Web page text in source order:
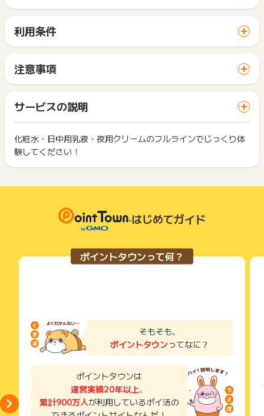
・重複、虚偽、いたずら、返品、キャンセルの場合
お問合せを承ることができません。あらかじめご了承くださ
い。
ポイントタウンのサポート
までお問い合わせください。ポイントについて、広告主に直接
お問い合わせをした場合、ポイント獲得対象外となる場合がご
利用条件
サイトに移動してからお申し込みやお買い物が完了するまでの
間に、同じブラウザ（※）で他のサイトに移動した場合はポイン
ト獲得ができません。
「 ショッピングでポイントGET 」ボタンを押した時とサービ
ス・お買い物利用時で、デバイス・ブラウザが異なる場合はポ
イント獲得ができません。
2回以上同じお買い物・サービスをご利用される場合は、毎回
ポイントタウンに戻り、「 ショッピングでポイントGET 」ボ
下記の事項に該当する場合、広告主側で対象外とみなし、「獲
・同一端末や同一世帯で、繰り返し利用不可のサービス・お買
い物を複数回ご利用された場合
・他のポイントサイトや比較サイト、検索サイトなどを経由し
ご利用前には、Cookieの削除をおこなっていただくことを推奨
します。
読みください。
お申し込みやお買い物後、利用したサイトから送られる購入完
獲得待ち・獲得失敗の状態でお問い合わせされる際に、該当の
メールを送っていただく場合がございます。
そのため、紛失・破棄された場合は対応いたしかねますので、
注意事項
一部のサービスにつきましては、1商品につき10円単位の金額
は切り捨てとなります。
ポイント獲得が1ポイント未満のものは切り捨てとなり、ポイ
ント履歴には記載されません。
原則として広告主側のポイント等を利用して支払われた金額分
につきましては、ポイントタウンのポイント獲得の対象には含
まれません。
各サービス・お買い物の獲得ポイントや獲得条件、キャンペー
ン期間が予告なしに変更される場合がございますが、ご利用さ
条件を達成しているかどうかは各広告主ではなく、代理店が行
っているため、広告主はポイントに関する詳細を把握しており
広告に遷移しない場合は掲載が終了となっておりポイントが獲
得できませんので、ご注意くださいませ。
サービスの説明
化粧水・日中用乳液・夜用クリームのフルラインでじっくり体
験してください！
はじめてガイド
ポイントタウンって何？
そもそも、
ポイントタウンってなに？
ポイントタウンは
運営実績20年以上、
累計900万人が利用しているポイ活の